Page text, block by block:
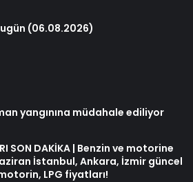
(06.08.2026)
yangınına müdahale ediliyor
SON DAKİKA | Benzin ve motorine
İstanbul, Ankara, İzmir güncel
LPG fiyatları!